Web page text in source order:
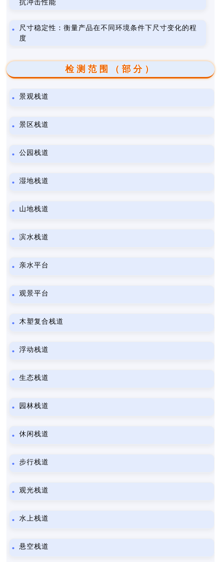
抗冲击性能
尺寸稳定性：衡量产品在不同环境条件下尺寸变化的程
度
检测范围（部分）
景观栈道
景区栈道
公园栈道
湿地栈道
山地栈道
滨水栈道
亲水平台
观景平台
木塑复合栈道
浮动栈道
生态栈道
园林栈道
休闲栈道
步行栈道
观光栈道
水上栈道
悬空栈道